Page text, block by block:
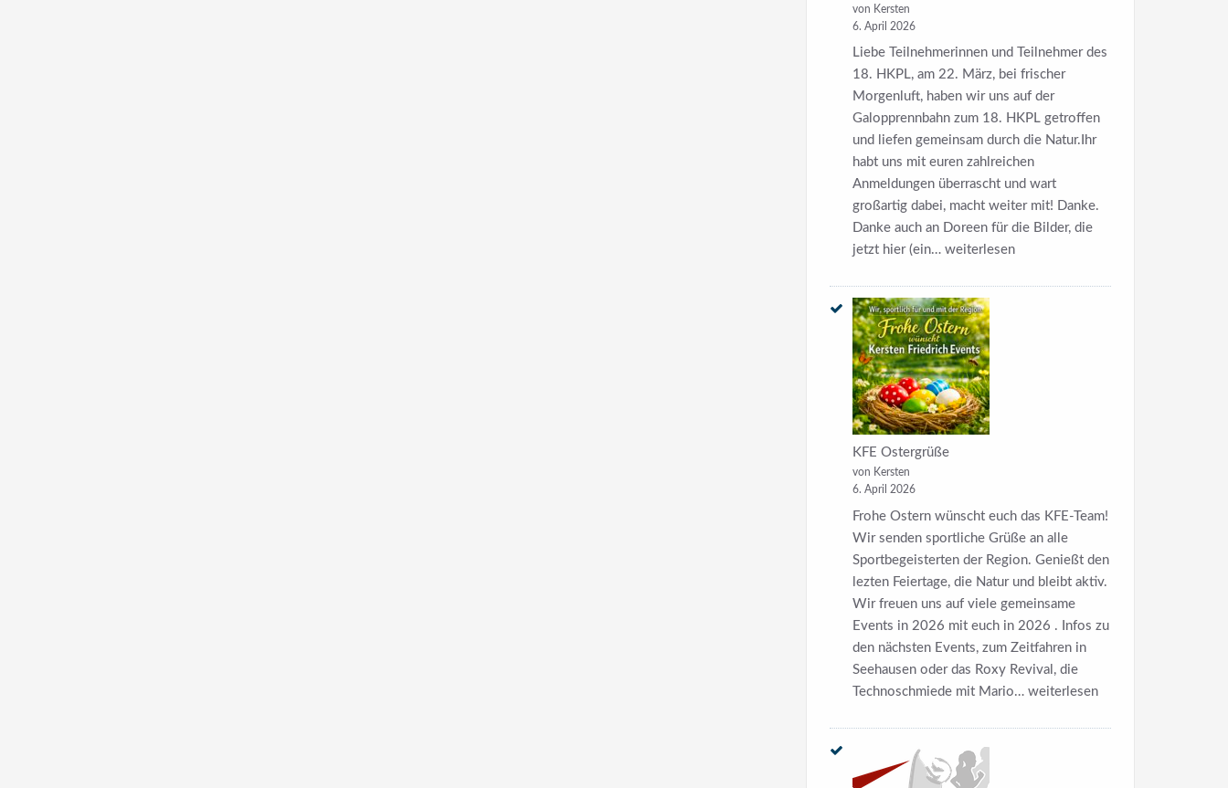
von Kersten
6. April 2026
Liebe Teilnehmerinnen und Teilnehmer des
18. HKPL, am 22. März, bei frischer
Morgenluft, haben wir uns auf der
Galopprennbahn zum 18. HKPL getroffen
und liefen gemeinsam durch die Natur.Ihr
habt uns mit euren zahlreichen
Anmeldungen überrascht und wart
großartig dabei, macht weiter mit! Danke.
Danke auch an Doreen für die Bilder, die
jetzt hier (ein… Bilder
–
HerrenKrugParkLauf
2026
weiterlesen
KFE Ostergrüße
von Kersten
6. April 2026
Frohe Ostern wünscht euch das KFE-Team!
Wir senden sportliche Grüße an alle
Sportbegeisterten der Region. Genießt den
lezten Feiertage, die Natur und bleibt aktiv.
Wir freuen uns auf viele gemeinsame
Events in 2026 mit euch in 2026 . Infos zu
den nächsten Events, zum Zeitfahren in
Seehausen oder das Roxy Revival, die
Technoschmiede mit Mario… KFE
weiterlesen